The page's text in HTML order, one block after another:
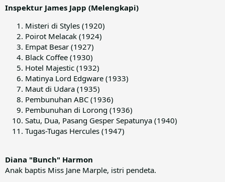
Inspektur James Japp (Melengkapi)
Misteri di Styles (1920)
Poirot Melacak (1924)
Empat Besar (1927)
Black Coffee (1930)
Hotel Majestic (1932)
Matinya Lord Edgware (1933)
Maut di Udara (1935)
Pembunuhan ABC (1936)
Pembunuhan di Lorong (1936)
Satu, Dua, Pasang Gesper Sepatunya (1940)
Tugas-Tugas Hercules (1947)
Diana "Bunch" Harmon
Anak baptis Miss Jane Marple, istri pendeta.